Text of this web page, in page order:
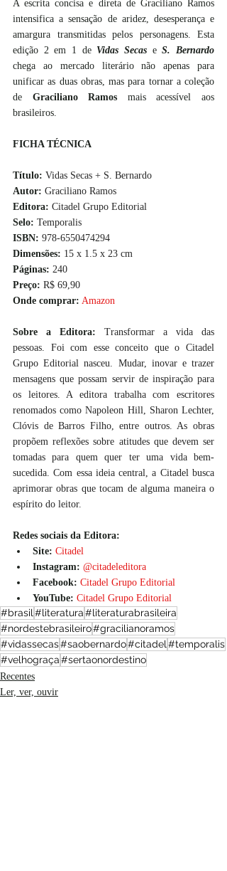
A escrita concisa e direta de Graciliano Ramos
intensifica a sensação de aridez, desesperança e
amargura transmitidas pelos personagens. Esta
edição 2 em 1 de Vidas Secas e S. Bernardo
chega ao mercado literário não apenas para
unificar as duas obras, mas para tornar a coleção
de Graciliano Ramos mais acessível aos
brasileiros.
FICHA TÉCNICA
Título: Vidas Secas + S. Bernardo
Autor: Graciliano Ramos
Editora: Citadel Grupo Editorial
Selo: Temporalis
ISBN: 978-6550474294
Dimensões: 15 x 1.5 x 23 cm
Páginas: 240
Preço: R$ 69,90
Onde comprar: Amazon
Sobre a Editora: Transformar a vida das
pessoas. Foi com esse conceito que o Citadel
Grupo Editorial nasceu. Mudar, inovar e trazer
mensagens que possam servir de inspiração para
os leitores. A editora trabalha com escritores
renomados como Napoleon Hill, Sharon Lechter,
Clóvis de Barros Filho, entre outros. As obras
propõem reflexões sobre atitudes que devem ser
tomadas para quem quer ter uma vida bem-
sucedida. Com essa ideia central, a Citadel busca
aprimorar obras que tocam de alguma maneira o
espírito do leitor.
Redes sociais da Editora:
Site: Citadel
Instagram: @citadeleditora
Facebook: Citadel Grupo Editorial
YouTube: Citadel Grupo Editorial
#brasil#literatura#literaturabrasileira
#nordestebrasileiro#gracilianoramos
#vidassecas#saobernardo#citadel#temporalis
#velhograça#sertaonordestino
Recentes
Ler, ver, ouvir